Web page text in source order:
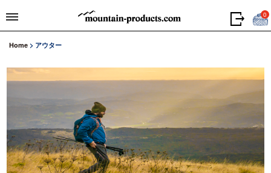
0
Home > アウター